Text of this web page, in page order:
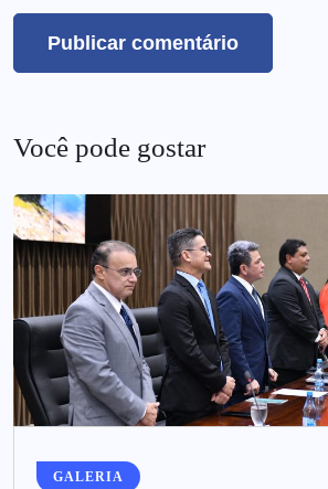
Você pode gostar
GALERIA